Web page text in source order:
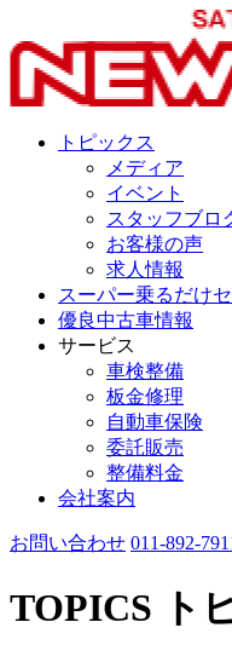
トピックス
メディア
イベント
スタッフブロ
お客様の声
求人情報
スーパー乗るだけ
優良中古車情報
サービス
車検整備
板金修理
自動車保険
委託販売
整備料金
会社案内
お問い合わせ 011-892-
TOPICS ト